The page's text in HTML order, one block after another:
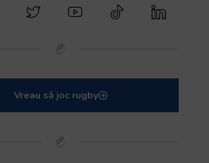
Vreau să joc rugby